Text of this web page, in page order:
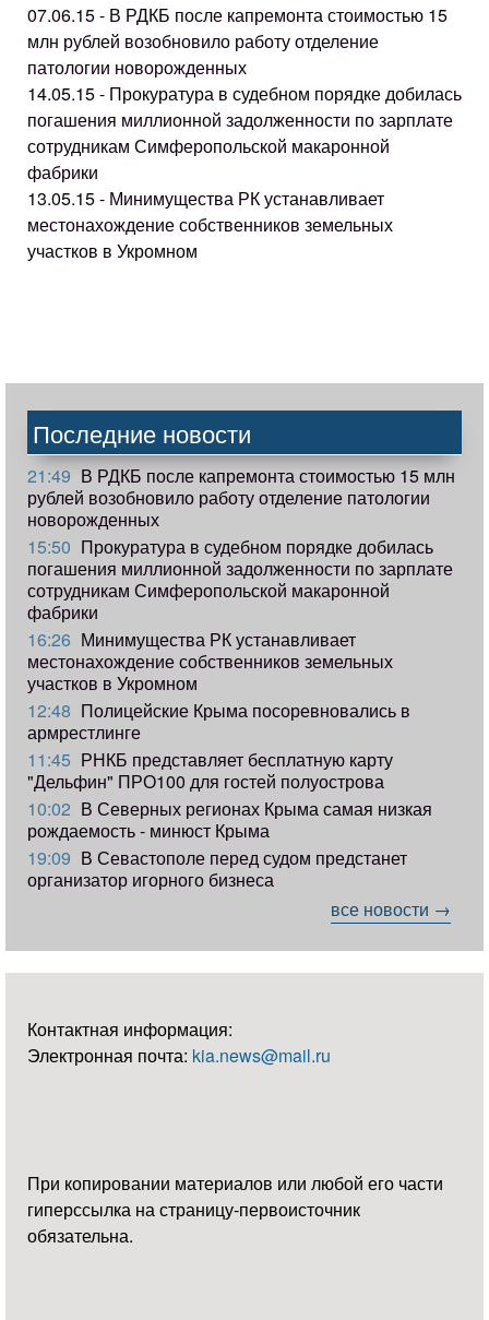
07.06.15 - В РДКБ после капремонта стоимостью 15
млн рублей возобновило работу отделение
патологии новорожденных
14.05.15 - Прокуратура в судебном порядке добилась
погашения миллионной задолженности по зарплате
сотрудникам Симферопольской макаронной
фабрики
13.05.15 - Минимущества РК устанавливает
местонахождение собственников земельных
участков в Укромном
Последние новости
21:49 В РДКБ после капремонта стоимостью 15 млн
рублей возобновило работу отделение патологии
новорожденных
15:50 Прокуратура в судебном порядке добилась
погашения миллионной задолженности по зарплате
сотрудникам Симферопольской макаронной
фабрики
16:26 Минимущества РК устанавливает
местонахождение собственников земельных
участков в Укромном
12:48 Полицейские Крыма посоревновались в
армрестлинге
11:45 РНКБ представляет бесплатную карту
"Дельфин" ПРО100 для гостей полуострова
10:02 В Северных регионах Крыма самая низкая
рождаемость - минюст Крыма
19:09 В Севастополе перед судом предстанет
организатор игорного бизнеса
все новости →
Контактная информация:
Электронная почта: kia.news@mail.ru
При копировании материалов или любой его части
гиперссылка на страницу-первоисточник
обязательна.